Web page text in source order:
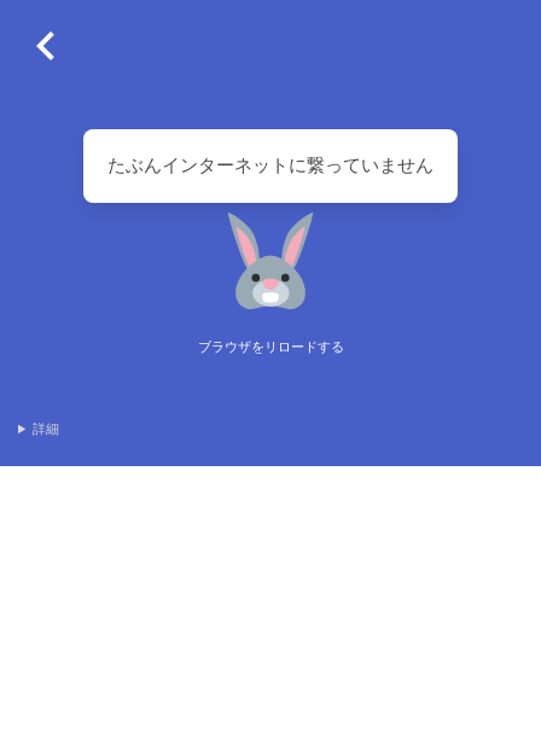
たぶんインターネットに繋っていません
ブラウザをリロードする
詳細